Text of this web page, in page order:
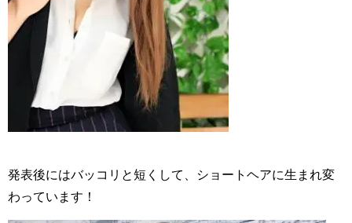
発表後にはバッコリと短くして、ショートヘアに生まれ変
わっています！